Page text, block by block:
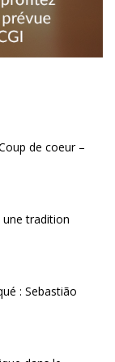
de coeur –
tradition
: Sebastião